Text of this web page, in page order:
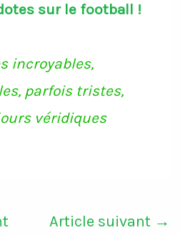
sur le football !
incroyables,
parfois tristes,
véridiques
Article suivant →